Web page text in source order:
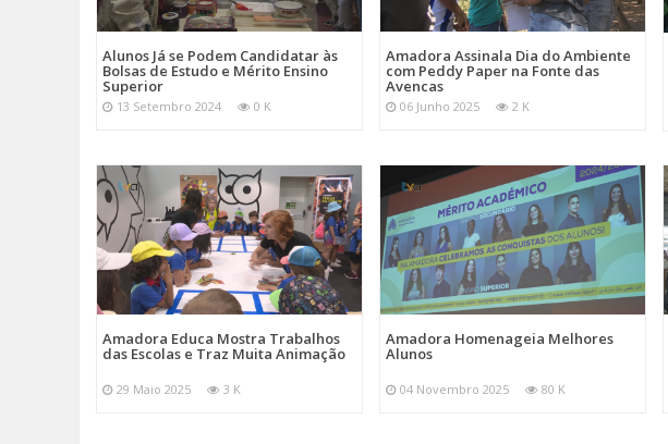
Alunos Já se Podem Candidatar às
Bolsas de Estudo e Mérito Ensino
Superior
13 Setembro 2024 0 K
Amadora Assinala Dia do Ambiente
com Peddy Paper na Fonte das
Avencas
06 Junho 2025 2 K
Amadora Educa Mostra Trabalhos
das Escolas e Traz Muita Animação
29 Maio 2025 3 K
Amadora Homenageia Melhores
Alunos
04 Novembro 2025 80 K